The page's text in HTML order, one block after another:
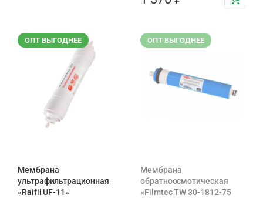
ОПТ ВЫГОДНЕЕ
Мембрана
ультрафильтрационная
«Raifil UF-11»
ОПТ ВЫГОДНЕЕ
Мембрана
обратноосмотическая
«Filmtec TW 30-1812-75